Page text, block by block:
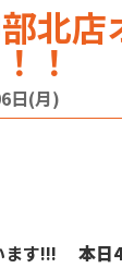
北店
！
日(月)
ます!!!
本日